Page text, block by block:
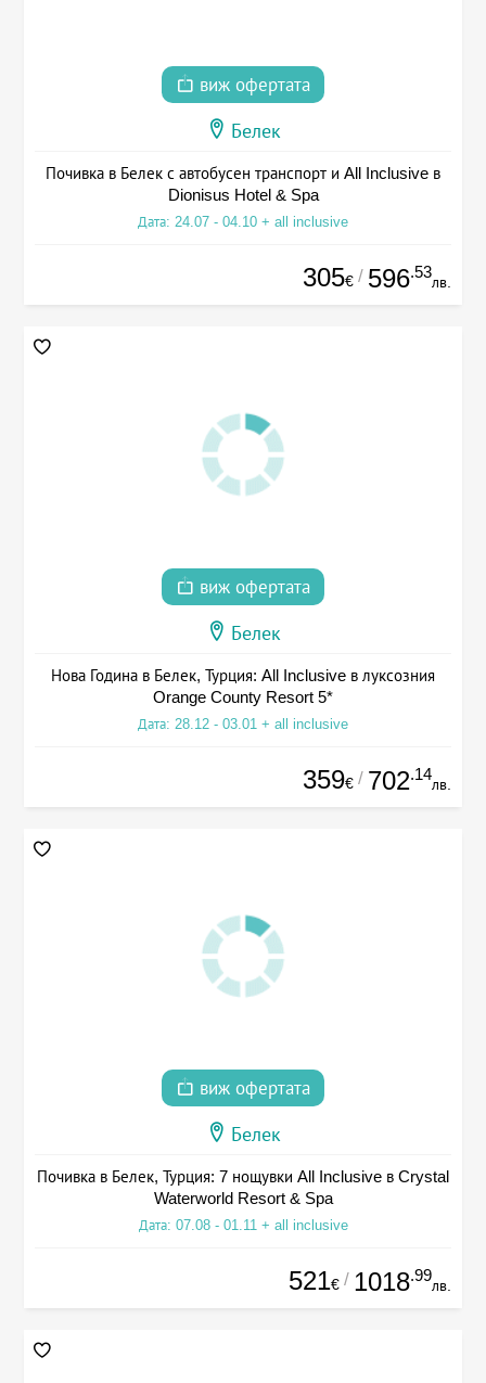
виж офертата
Белек
Почивка в Белек с автобусен транспорт и All Inclusive в
Dionisus Hotel & Spa
Дата: 24.07 - 04.10 + all inclusive
305€ / 596.53
лв.
виж офертата
Белек
Нова Година в Белек, Турция: All Inclusive в луксозния
Orange County Resort 5*
Дата: 28.12 - 03.01 + all inclusive
359€ / 702.14
лв.
виж офертата
Белек
Почивка в Белек, Турция: 7 нощувки All Inclusive в Crystal
Waterworld Resort & Spa
Дата: 07.08 - 01.11 + all inclusive
521€ / 1018.99
лв.